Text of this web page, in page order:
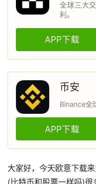
全球三大
利。
APP下载
币安
Binance全
APP下载
大家好，今天欧意下载
(比特币和股票一样吗)